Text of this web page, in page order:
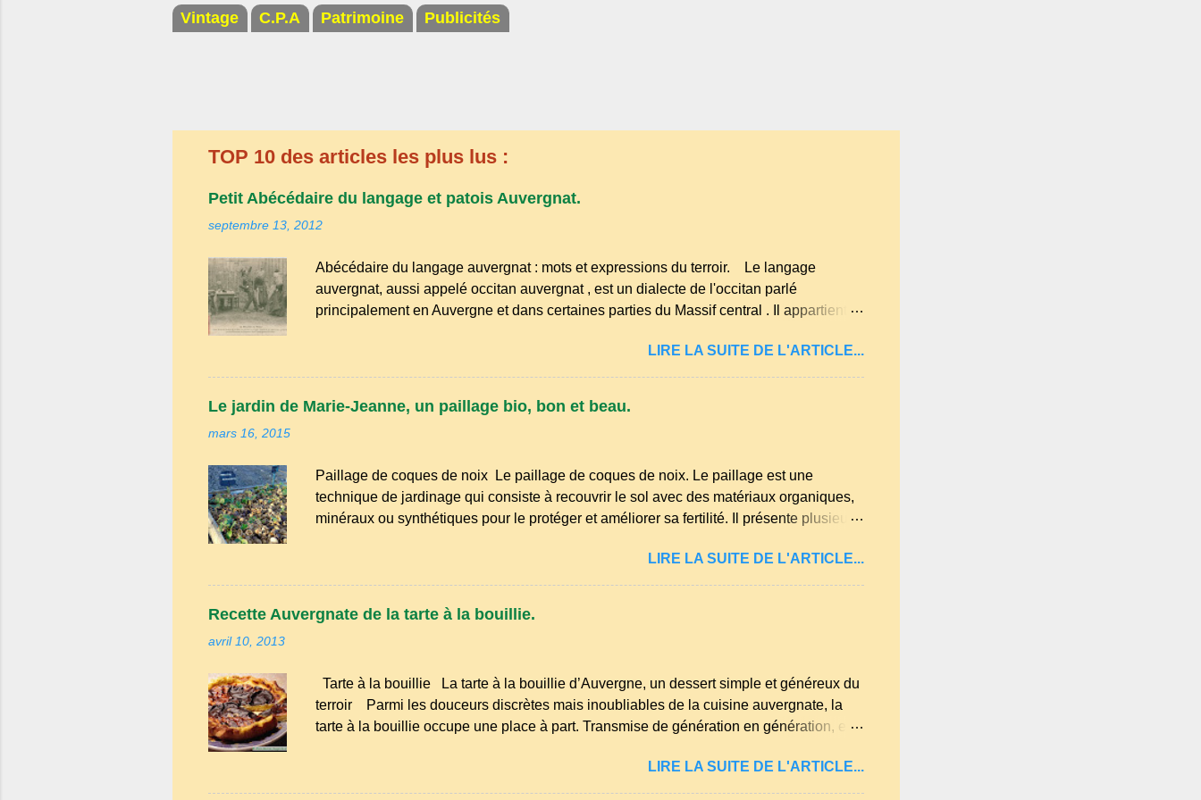
Vintage C.P.A Patrimoine Publicités
TOP 10 des articles les plus lus :
Petit Abécédaire du langage et patois Auvergnat.
septembre 13, 2012
Abécédaire du langage auvergnat : mots et expressions du terroir. Le langage
auvergnat, aussi appelé occitan auvergnat , est un dialecte de l'occitan parlé
principalement en Auvergne et dans certaines parties du Massif central . Il appartient à
Bien que le nombre de locuteurs ait diminué au fil des décennies, il reste une langue
riche en expressions et en traditions. Par exemple, on trouve des mots typiques
naïf). Souvenirs de la langue d’ Auvergne particulièrement du Puy-de-Dôme . A
LIRE LA SUITE DE L'ARTICLE...
Le jardin de Marie-Jeanne, un paillage bio, bon et beau.
mars 16, 2015
Paillage de coques de noix Le paillage de coques de noix. Le paillage est une
technique de jardinage qui consiste à recouvrir le sol avec des matériaux organiques,
minéraux ou synthétiques pour le protéger et améliorer sa fertilité. Il présente plusieurs
conserve l'humidité du sol. Diminution des mauvaises herbes : Il empêche la lumière
d'atteindre le sol, ce qui freine la germination des adventices. Protection contre les
intempéries : Il préserve le sol du froid en hiver et de la chaleur excessive en été.
Amélioration de la structure du sol : Les paillis organiques se décomposent et
Tailles, nettoyages et premiers semis sont à l...
LIRE LA SUITE DE L'ARTICLE...
Recette Auvergnate de la tarte à la bouillie.
avril 10, 2013
Tarte à la bouillie La tarte à la bouillie d’Auvergne, un dessert simple et généreux du
terroir Parmi les douceurs discrètes mais inoubliables de la cuisine auvergnate, la
tarte à la bouillie occupe une place à part. Transmise de génération en génération, elle
familiales où l’on partageait des recettes simples, nourrissantes et pleines de
tendresse. Dans les campagnes du Puy‑de‑Dôme, du Cantal ou de la Haute‑Loire,
LIRE LA SUITE DE L'ARTICLE...